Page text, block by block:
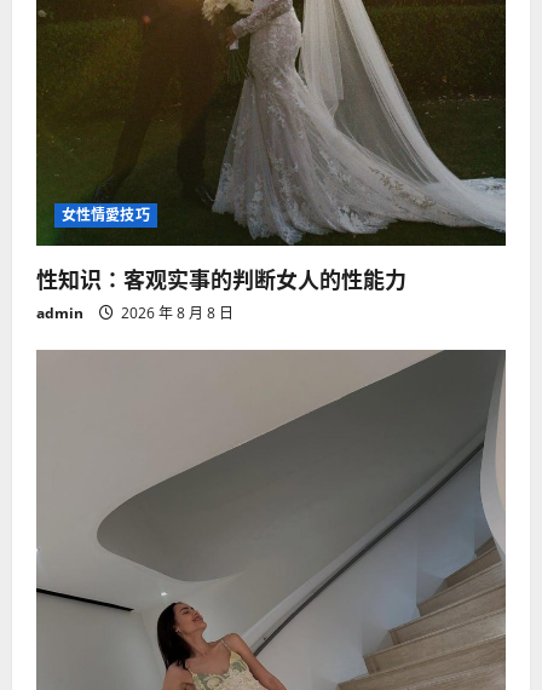
女性情愛技巧
性知识：客观实事的判断女人的性能力
admin 2026 年 8 月 8 日